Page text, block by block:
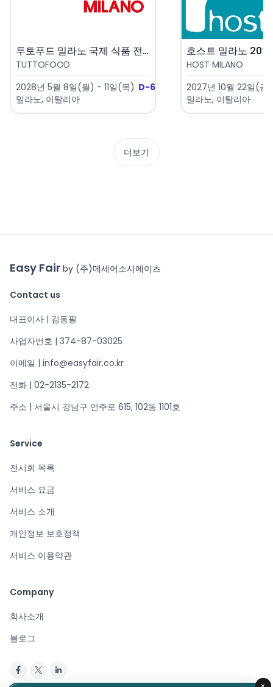
투토푸드 밀라노 국제 식품 전시회..
TUTTOFOOD
2028년 5월 8일(월) - 11일(목) D-639
밀라노, 이탈리아
호스트 밀라노
HOST MILANO
2027년 10월 22일(
밀라노, 이탈리아
더보기
Easy Fair by (주)메세어소시에이츠
Contact us
대표이사 | 김동필
사업자번호 | 374-87-03025
이메일 | info@easyfair.co.kr
전화 | 02-2135-2172
주소 | 서울시 강남구 언주로 615, 102동 1101호
Service
전시회 목록
서비스 요금
서비스 소개
개인정보 보호정책
서비스 이용약관
Company
회사소개
블로그